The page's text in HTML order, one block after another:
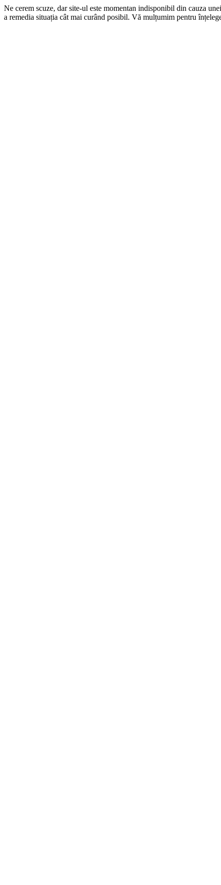
Ne cerem scuze, dar site-ul este momentan indisponibil din cauza
a remedia situația cât mai curând posibil. Vă mulțumim pentru